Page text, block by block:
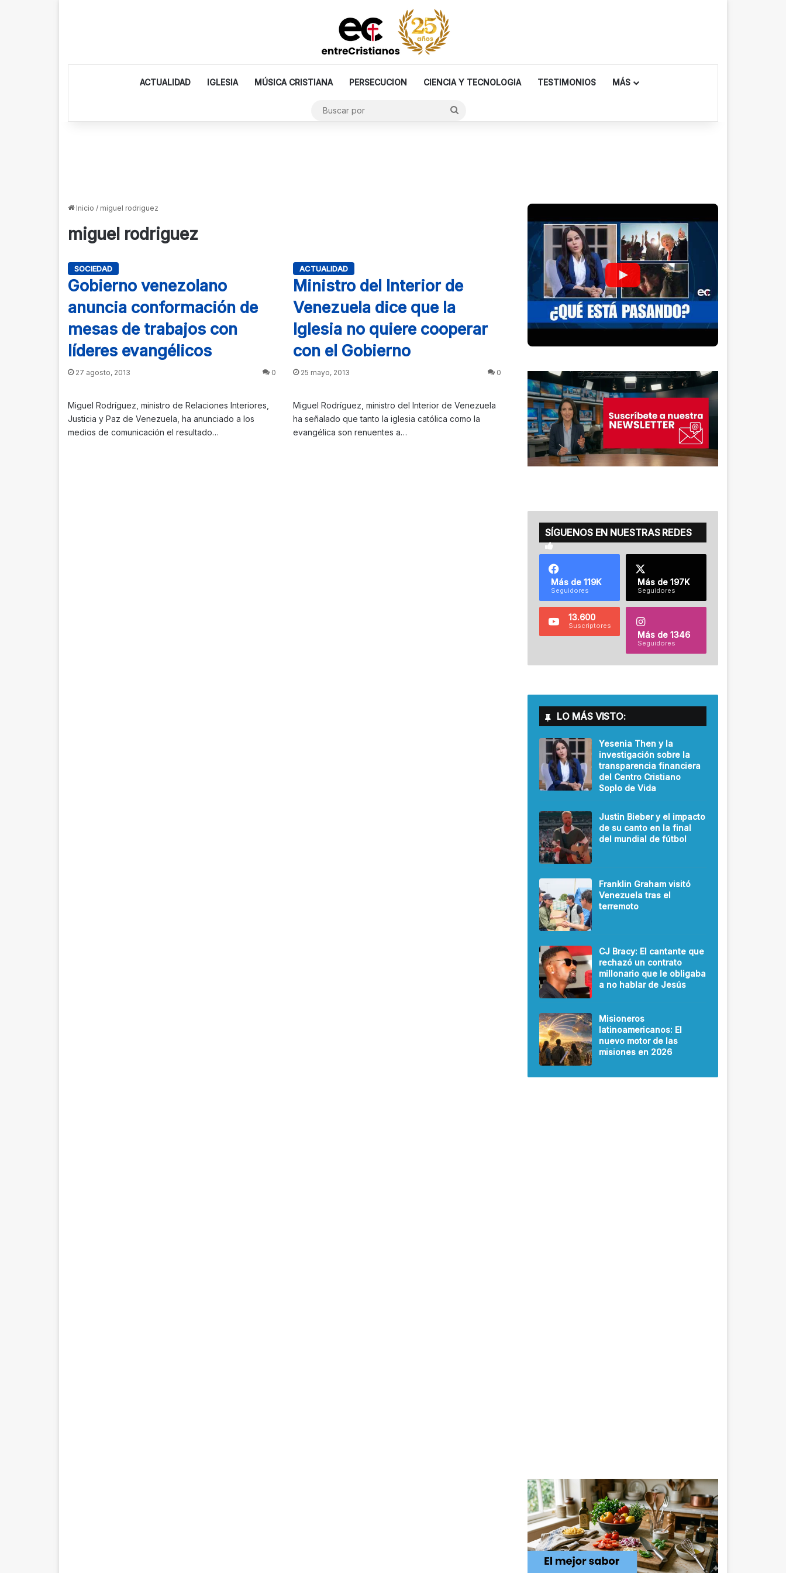
ACTUALIDAD IGLESIA MÚSICA CRISTIANA PERSECUCION CIENCIA Y TECNOLOGIA TESTIMONIOS MÁS
Inicio / miguel rodriguez
miguel rodriguez
SOCIEDAD
Gobierno venezolano
anuncia conformación de
mesas de trabajos con
líderes evangélicos
27 agosto, 2013 0
Miguel Rodríguez, ministro de Relaciones Interiores,
Justicia y Paz de Venezuela, ha anunciado a los
medios de comunicación el resultado…
ACTUALIDAD
Ministro del Interior de
Venezuela dice que la
Iglesia no quiere cooperar
con el Gobierno
25 mayo, 2013 0
Miguel Rodríguez, ministro del Interior de Venezuela
ha señalado que tanto la iglesia católica como la
evangélica son renuentes a…
SÍGUENOS EN NUESTRAS REDES
Más de 119K
Seguidores
Más de 197K
Seguidores
13.600
Suscriptores
Más de 1346
Seguidores
LO MÁS VISTO:
Yesenia Then y la
investigación sobre la
transparencia financiera
del Centro Cristiano
Soplo de Vida
Justin Bieber y el impacto
de su canto en la final
del mundial de fútbol
Franklin Graham visitó
Venezuela tras el
terremoto
CJ Bracy: El cantante que
rechazó un contrato
millonario que le obligaba
a no hablar de Jesús
Misioneros
latinoamericanos: El
nuevo motor de las
misiones en 2026